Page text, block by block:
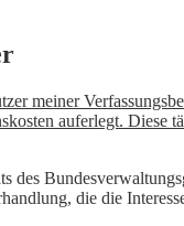
meiner
auferlegt.
des
die die